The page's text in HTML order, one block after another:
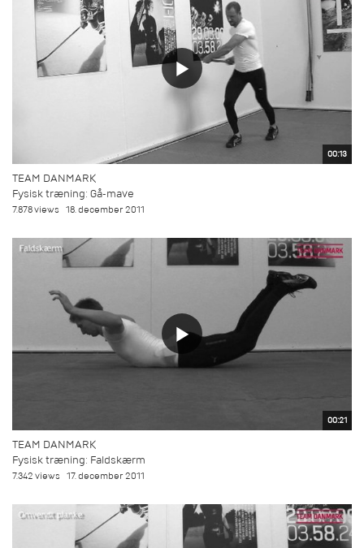
00:13
TEAM DANMARK
Fysisk træning: Gå-mave
7.878 views 18. december 2011
00:21
TEAM DANMARK
Fysisk træning: Faldskærm
7.342 views 17. december 2011